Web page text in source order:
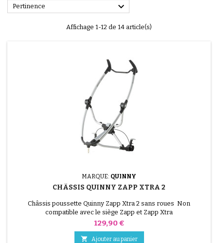
Pertinence 
Affichage 1-12 de 14 article(s)
MARQUE: QUINNY
CHÂSSIS QUINNY ZAPP XTRA 2
Châssis poussette Quinny Zapp Xtra 2 sans roues Non
compatible avec le siège Zapp et Zapp Xtra
Prix
129,90 €
 Ajouter au panier